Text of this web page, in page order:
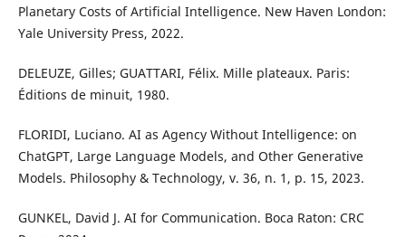
Planetary Costs of Artificial Intelligence. New Haven London:
Yale University Press, 2022.
DELEUZE, Gilles; GUATTARI, Félix. Mille plateaux. Paris:
Éditions de minuit, 1980.
FLORIDI, Luciano. AI as Agency Without Intelligence: on
ChatGPT, Large Language Models, and Other Generative
Models. Philosophy & Technology, v. 36, n. 1, p. 15, 2023.
GUNKEL, David J. AI for Communication. Boca Raton: CRC